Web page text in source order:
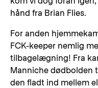
hånd fra Brian Flies.
For anden
FCK-keeper nemlig
tilbagelægning! Fra
Manniche dødbolden
den fladt ind mellem